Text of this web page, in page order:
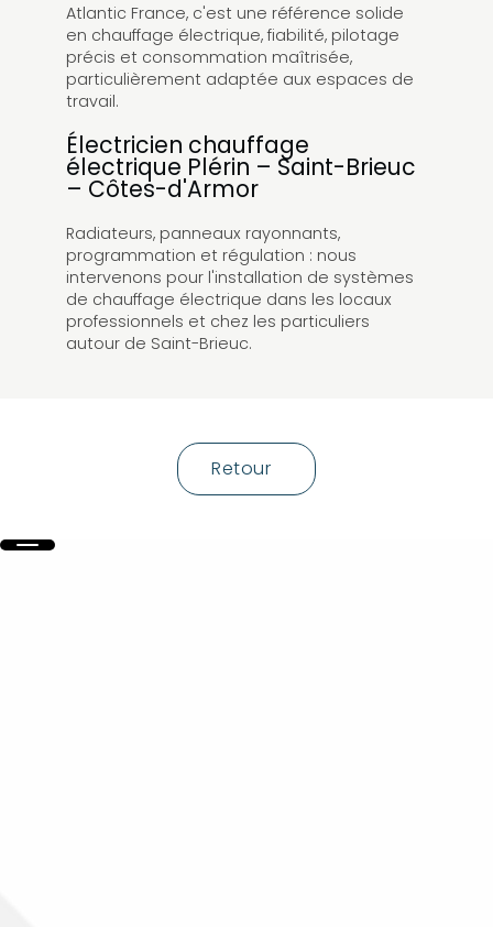
Atlantic France, c'est une référence solide
en chauffage électrique, fiabilité, pilotage
précis et consommation maîtrisée,
particulièrement adaptée aux espaces de
travail.
Électricien chauffage
électrique Plérin – Saint-Brieuc
– Côtes-d'Armor
Radiateurs, panneaux rayonnants,
programmation et régulation : nous
intervenons pour l'installation de systèmes
de chauffage électrique dans les locaux
professionnels et chez les particuliers
autour de Saint-Brieuc.
Retour